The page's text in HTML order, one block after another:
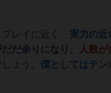
レイに近く、 実力の近
だ余りになり、
人数
ょう。 僕としてはテン